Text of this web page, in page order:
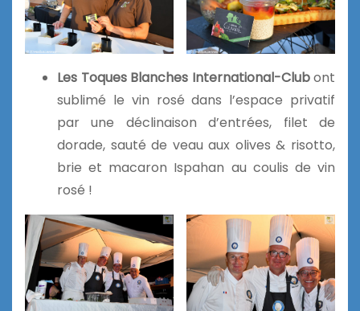
Les Toques Blanches International-Clubont
sublimé le vin rosé dans l’espace privatif
par une déclinaison d’entrées, filet de
dorade, sauté de veau aux olives & risotto,
brie et macaron Ispahan au coulis de vin
rosé !